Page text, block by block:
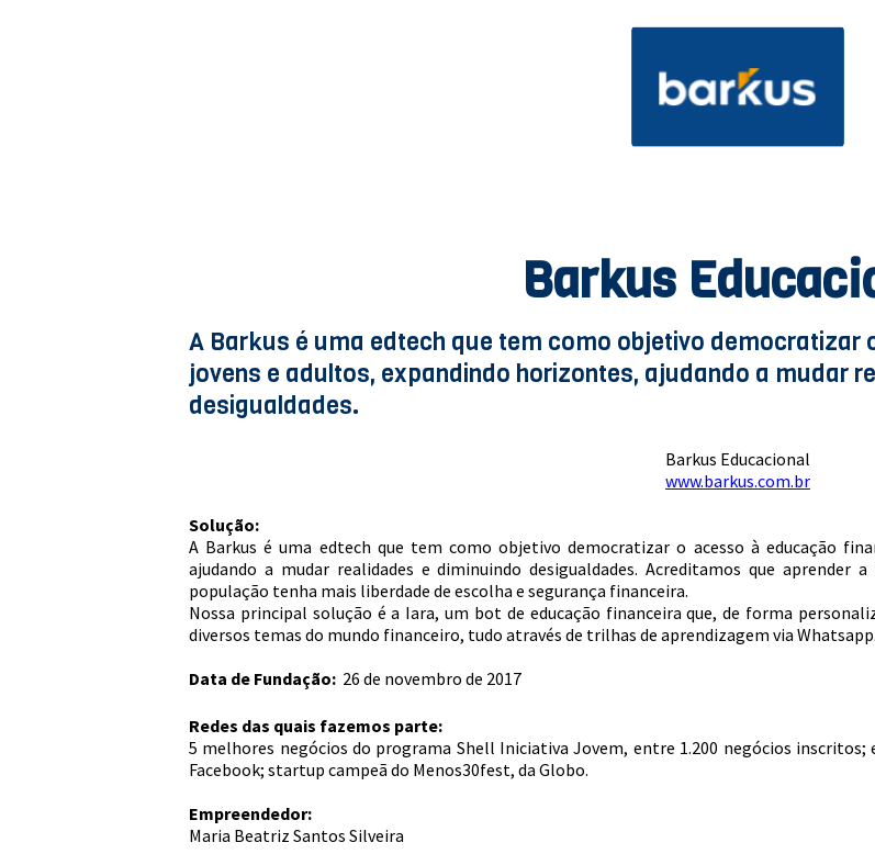
Barkus
A Barkus é uma edtech que tem como objetivo democratizar
jovens e adultos, expandindo horizontes, ajudando a mudar
desigualdades.
Barkus Educacional
www.barkus.com.br
Solução:
A Barkus é uma edtech que tem como objetivo democratizar o acesso à educação
ajudando a mudar realidades e diminuindo desigualdades. Acreditamos que
população tenha mais liberdade de escolha e segurança financeira.
Nossa principal solução é a Iara, um bot de educação financeira que, de forma
diversos temas do mundo financeiro, tudo através de trilhas de aprendizagem via Whatsapp.
Data de Fundação: 26 de novembro de 2017
Redes das quais fazemos parte:
5 melhores negócios do programa Shell Iniciativa Jovem, entre 1.200 negócios inscritos;
Facebook; startup campeã do Menos30fest, da Globo.
Empreendedor:
Maria Beatriz Santos Silveira